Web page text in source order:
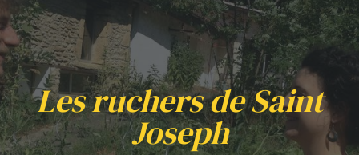
Les ruchers de Saint
Joseph